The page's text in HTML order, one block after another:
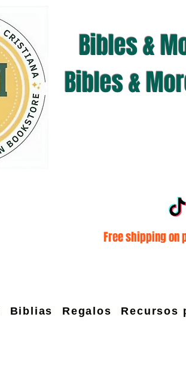
Bibles &
Bibles &
Free shipping on
Biblias Regalos Recursos